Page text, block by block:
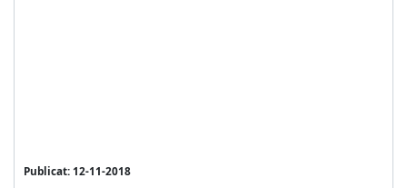
Publicat: 12-11-2018